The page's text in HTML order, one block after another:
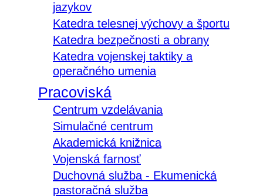
jazykov
Katedra telesnej výchovy a športu
Katedra bezpečnosti a obrany
Katedra vojenskej taktiky a
operačného umenia
Pracoviská
Centrum vzdelávania
Simulačné centrum
Akademická knižnica
Vojenská farnosť
Duchovná služba - Ekumenická
pastoračná služba